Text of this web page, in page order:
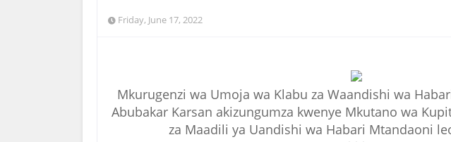
Friday, June 17, 2022
Mkurugenzi wa Umoja wa Klabu za Waandishi wa
Abubakar Karsan akizungumza kwenye Mkutano wa
za Maadili ya Uandishi wa Habari Mtandaoni